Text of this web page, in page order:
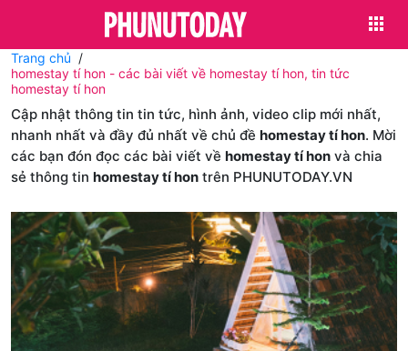
Trang chủ
homestay tí hon - các bài viết về homestay tí hon, tin tức
homestay tí hon
Cập nhật thông tin tin tức, hình ảnh, video clip mới nhất,
nhanh nhất và đầy đủ nhất về chủ đề homestay tí hon. Mời
các bạn đón đọc các bài viết về homestay tí hon và chia
sẻ thông tin homestay tí hon trên PHUNUTODAY.VN